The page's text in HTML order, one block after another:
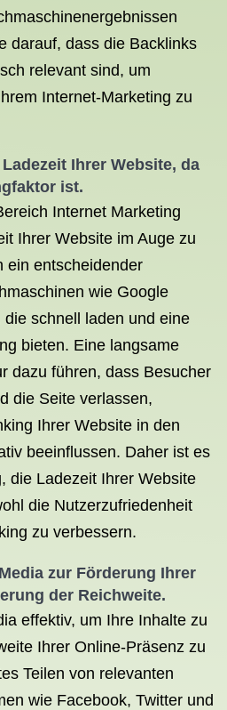
darauf, dass die Backlinks
relevant sind, um
Internet-Marketing zu
Ihrer Website, da
ist.
Internet Marketing
Ihrer Website im Auge zu
ein entscheidender
wie Google
schnell laden und eine
bieten. Eine langsame
dazu führen, dass Besucher
die Seite verlassen,
Ihrer Website in den
beeinflussen. Daher ist es
die Ladezeit Ihrer Website
die Nutzerzufriedenheit
zu verbessern.
zur Förderung Ihrer
der Reichweite.
effektiv, um Ihre Inhalte zu
Ihrer Online-Präsenz zu
Teilen von relevanten
wie Facebook, Twitter und